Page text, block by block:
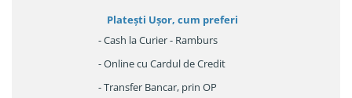
Platești Ușor, cum preferi
- Cash la Curier - Ramburs
- Online cu Cardul de Credit
- Transfer Bancar, prin OP